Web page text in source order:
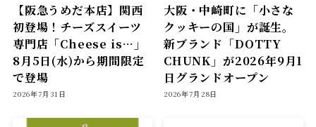
【阪急うめだ本店】関西
初登場！チーズスイーツ
専門店「Cheese is…」
8月5日(水)から期間限定
で登場
2026年7月31日
大阪・中崎町に「小さな
クッキーの国」が誕生。
新ブランド「DOTTY
CHUNK」が2026年9月1
日グランドオープン
2026年7月28日